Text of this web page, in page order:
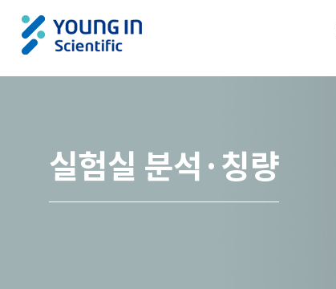
실험실 분석·칭량